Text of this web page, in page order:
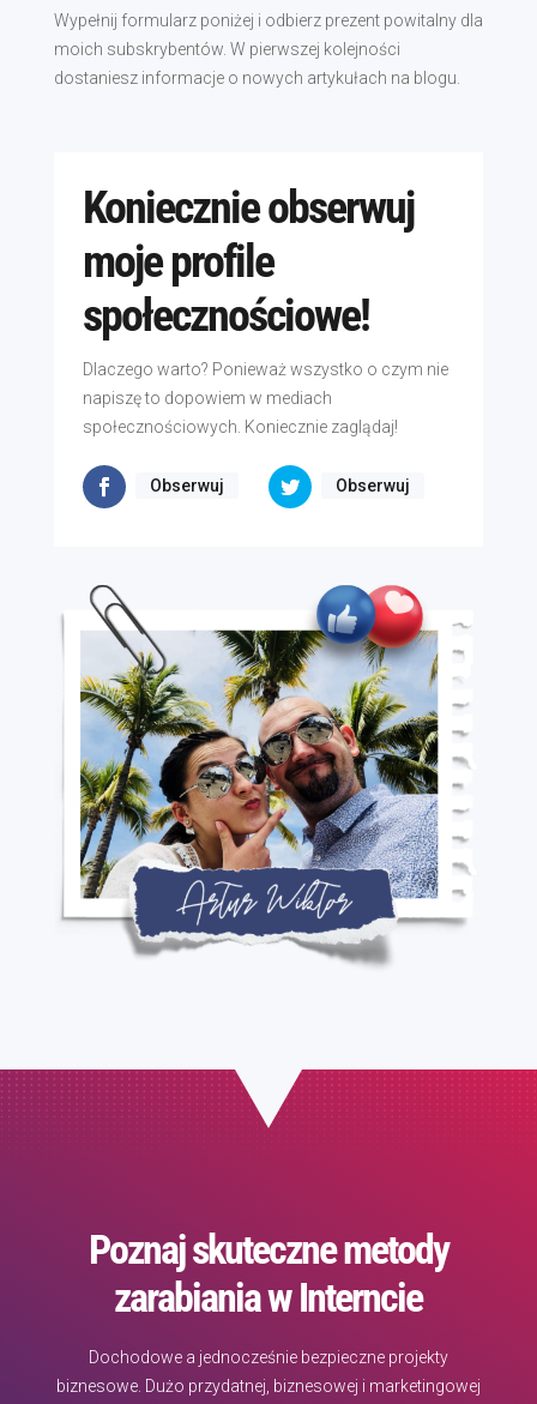
Wypełnij formularz poniżej i odbierz prezent powitalny dla
moich subskrybentów. W pierwszej kolejności
dostaniesz informacje o nowych artykułach na blogu.
Koniecznie obserwuj
moje profile
społecznościowe!
Dlaczego warto? Ponieważ wszystko o czym nie
napiszę to dopowiem w mediach
społecznościowych. Koniecznie zaglądaj!
Obserwuj Obserwuj
Poznaj skuteczne metody
zarabiania w Interncie
Dochodowe a jednocześnie bezpieczne projekty
biznesowe. Dużo przydatnej, biznesowej i marketingowej